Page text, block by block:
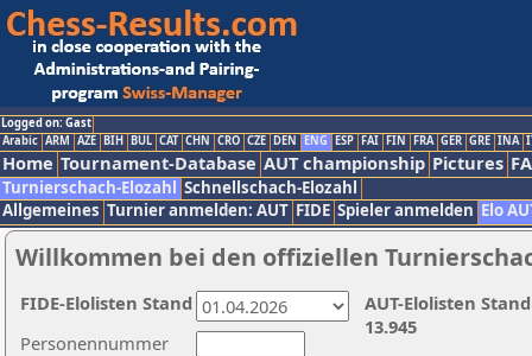
Logged on: Gast
Arabic ARM AZE BIH BUL CAT CHN CRO CZE DEN ENG ESP FAI FIN FRA GER GRE INA
Home Tournament-Database AUT championship Pictures
Turnierschach-Elozahl Schnellschach-Elozahl
Allgemeines Turnier anmelden: AUT FIDE Spieler anmelden Elo
Willkommen bei den offiziellen
Personennummer
AUT-Elolisten
13.945
FIDE-Elolisten Stand